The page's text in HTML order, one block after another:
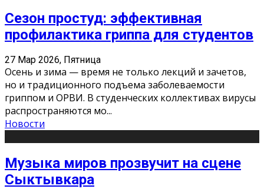
Сезон простуд: эффективная
профилактика гриппа для студентов
27 Мар 2026, Пятница
Осень и зима — время не только лекций и зачетов,
но и традиционного подъема заболеваемости
гриппом и ОРВИ. В студенческих коллективах вирусы
распространяются мо...
Новости
Музыка миров прозвучит на сцене
Сыктывкара